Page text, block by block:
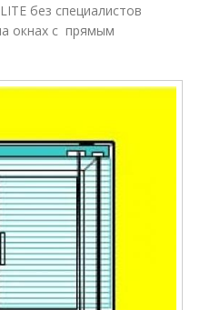
без специалистов
окнах с прямым